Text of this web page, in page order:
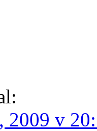
2009 v